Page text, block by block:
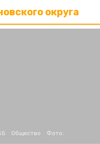
округа
Общество Фото: